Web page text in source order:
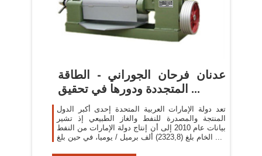
عدنان فرحان الجوراني - الطاقة
المتجددة ودورها في تحقيق ...
تعد دولة الإمارات العربية المتحدة إحدى أكبر الدول
المنتجة والمصدرة للنفط والغاز الطبيعي إذ تشير
بيانات عام 2010 إلى أن إنتاج دولة الإمارات من النفط
الخام بلغ (2323,8) ألف برميل / يوميا، في حين بلغ ...